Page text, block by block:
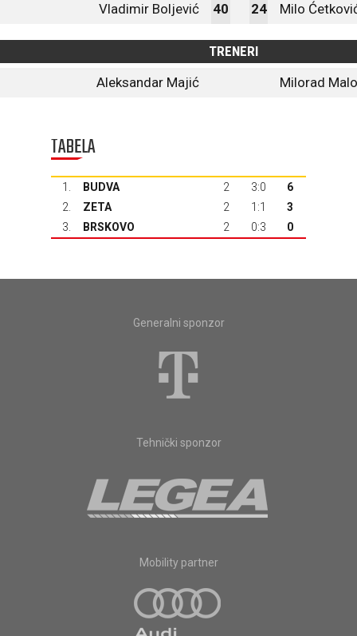
Vladimir Boljević 40 24 Milo
TRENERI
Aleksandar Majić
Milorad
TABELA
1. BUDVA 2 3:0
6
2.
ZETA 2 1:1
3
3.
BRSKOVO 2 0:3 0
Generalni sponzor
Tehnički sponzor
Mobility partner